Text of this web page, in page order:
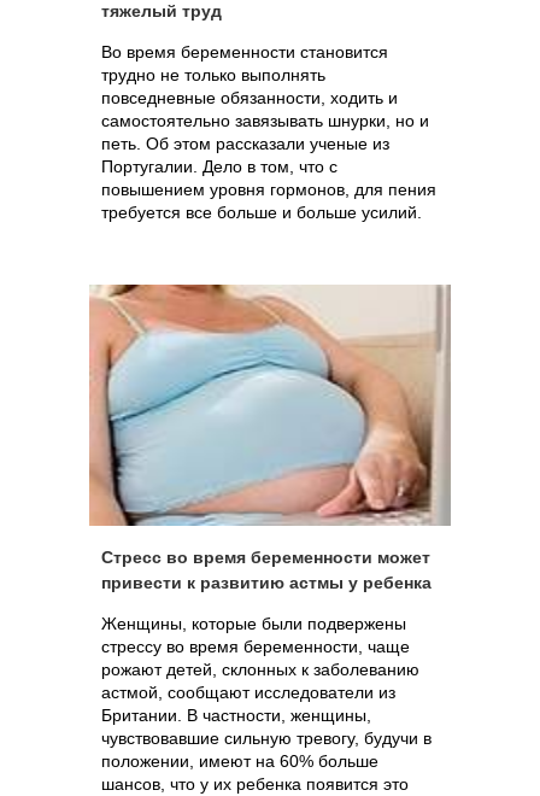
тяжелый труд
Во время беременности становится
трудно не только выполнять
повседневные обязанности, ходить и
самостоятельно завязывать шнурки, но и
петь. Об этом рассказали ученые из
Португалии. Дело в том, что с
повышением уровня гормонов, для пения
требуется все больше и больше усилий.
Стресс во время беременности может
привести к развитию астмы у ребенка
Женщины, которые были подвержены
стрессу во время беременности, чаще
рожают детей, склонных к заболеванию
астмой, сообщают исследователи из
Британии. В частности, женщины,
чувствовавшие сильную тревогу, будучи в
положении, имеют на 60% больше
шансов, что у их ребенка появится это